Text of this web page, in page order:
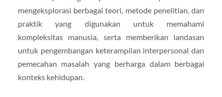
mengeksplorasi berbagai teori, metode penelitian, dan
praktik yang digunakan untuk memahami
kompleksitas manusia, serta memberikan landasan
untuk pengembangan keterampilan interpersonal dan
pemecahan masalah yang berharga dalam berbagai
konteks kehidupan.